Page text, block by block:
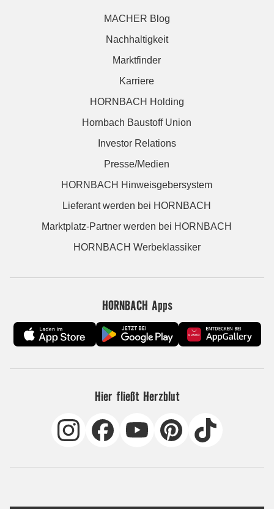
MACHER Blog
Nachhaltigkeit
Marktfinder
Karriere
HORNBACH Holding
Hornbach Baustoff Union
Investor Relations
Presse/Medien
HORNBACH Hinweisgebersystem
Lieferant werden bei HORNBACH
Marktplatz-Partner werden bei HORNBACH
HORNBACH Werbeklassiker
HORNBACH Apps
Hier fließt Herzblut